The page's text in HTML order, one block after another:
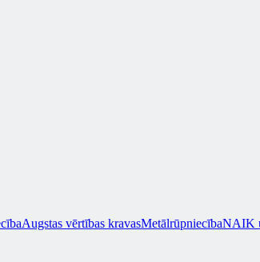
Augstas vērtības kravasMetālrūpniecībaNAIK